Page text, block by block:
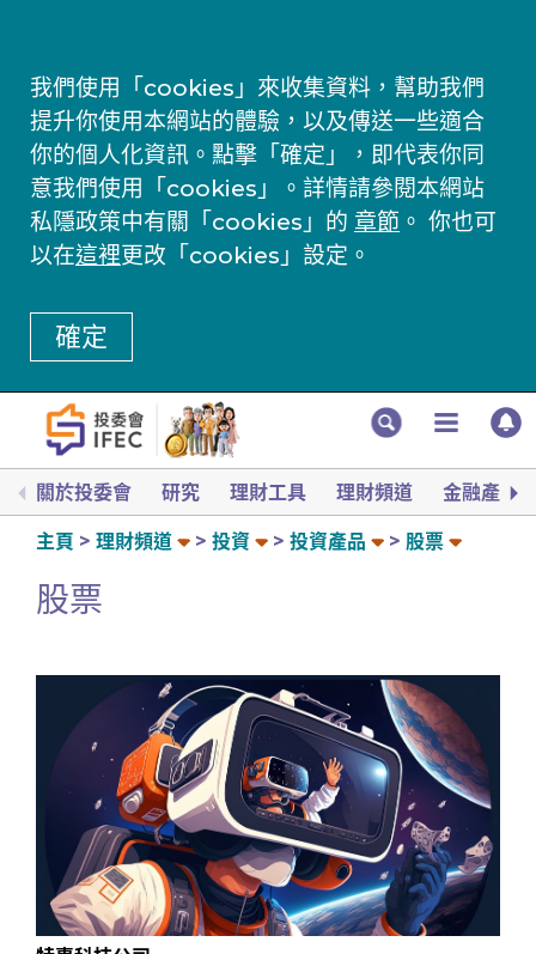
我們使用「cookies」來收集資料，幫助我們
提升你使用本網站的體驗，以及傳送一些適合
你的個人化資訊。點擊「確定」，即代表你同
意我們使用「cookies」。詳情請參閱本網站
私隱政策中有關「cookies」的 章節 。 你也可
以在這裡更改「cookies」設定。
確定
關於投委會 研究 理財工具 理財頻道 金融產品
主頁 理財頻道 投資 投資產品 股票
股票